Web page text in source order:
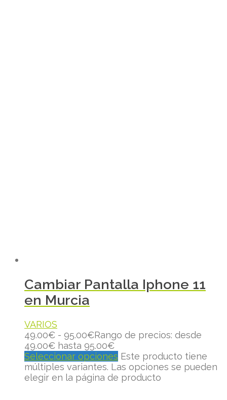
Cambiar Pantalla Iphone 11
en Murcia
VARIOS
49.00€ - 95.00€Rango de precios: desde
49.00€ hasta 95.00€
Seleccionar opciones Este producto tiene
múltiples variantes. Las opciones se pueden
elegir en la página de producto